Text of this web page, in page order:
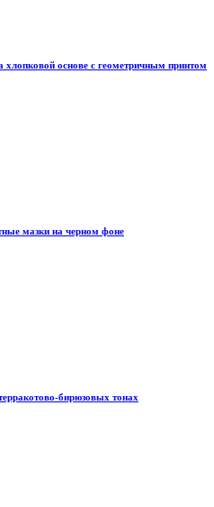
основе с геометричным принтом
мазки на черном фоне
бирюзовых тонах